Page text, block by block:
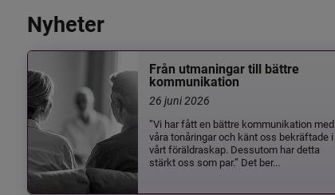
Nyheter
Från utmaningar till bättre
kommunikation
26 juni 2026
”Vi har fått en bättre kommunikation med
våra tonåringar och känt oss bekräftade i
vårt föräldraskap. Dessutom har detta
stärkt oss som par.” Det ber...